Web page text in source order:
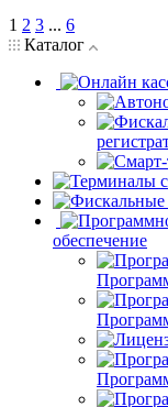
1 2 3 ... 6
Каталог
обеспечение